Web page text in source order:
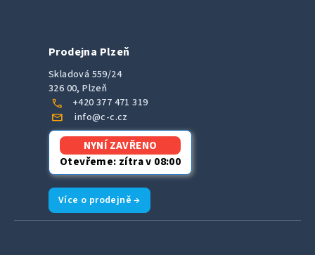
Prodejna Plzeň
Skladová 559/24
326 00, Plzeň
call +420 377 471 319
mail info@c-c.cz
NYNÍ ZAVŘENO
Otevřeme: zítra v 08:00
Více o prodejně →